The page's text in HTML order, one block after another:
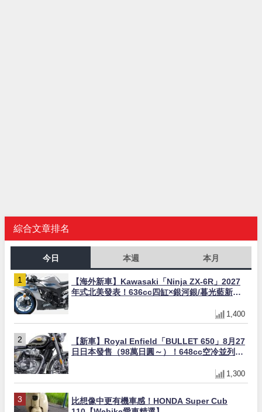
綜合文章排名
今日 本週 本月
【海外新車】Kawasaki「Ninja ZX-6R」2027
年式北美發表！636cc四缸×銀河銀/暮光藍新色
1,400
【新車】Royal Enfield「BULLET 650」8月27
日日本發售（98萬日圓～）！648cc空冷並列雙
1,300
比想像中更有機車感！HONDA Super Cub